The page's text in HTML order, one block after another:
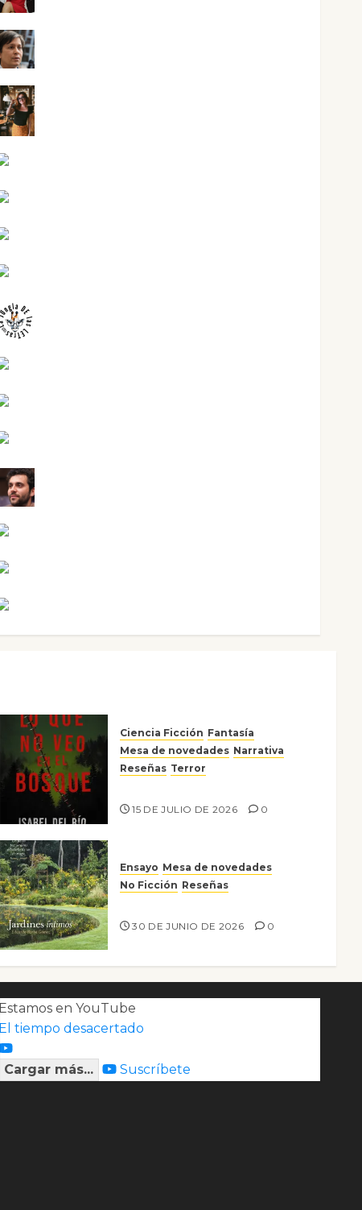
Ciencia Ficción Fantasía
Mesa de novedades Narrativa
Reseñas Terror
15 DE JULIO DE 2026 0
Ensayo Mesa de novedades
No Ficción Reseñas
30 DE JUNIO DE 2026 0
Estamos en YouTube
El tiempo desacertado
Cargar más... Suscríbete